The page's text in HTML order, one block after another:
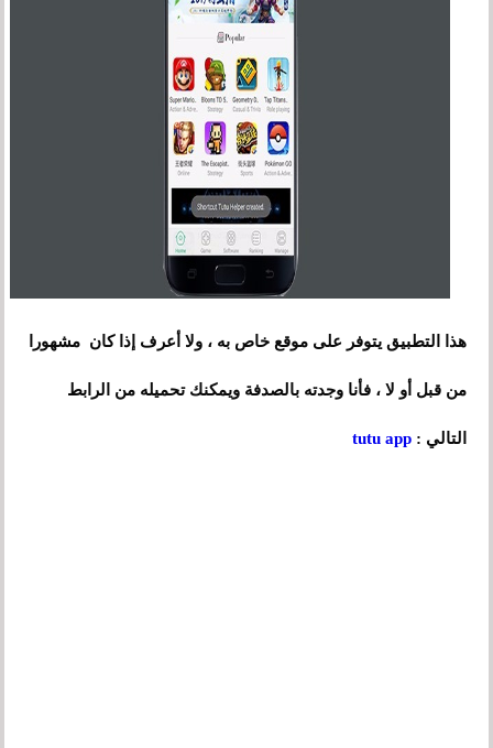
هذا التطبيق يتوفر على موقع خاص به ، ولا أعرف إذا كان مشهورا
من قبل أو لا ، فأنا وجدته بالصدفة ويمكنك تحميله من الرابط
التالي :tutu app